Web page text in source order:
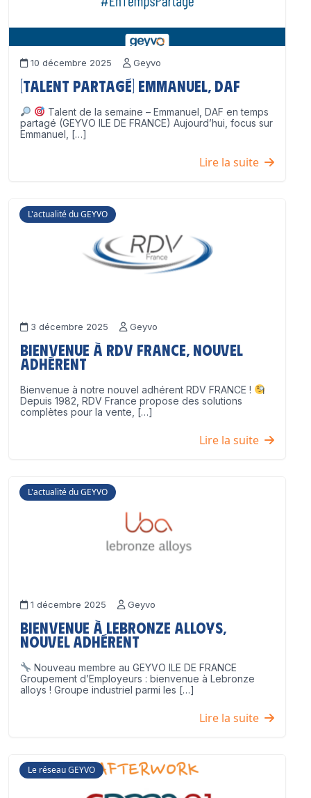
10 décembre 2025 Geyvo
[Talent partagé] Emmanuel, DAF
Talent de la semaine – Emmanuel, DAF en temps
partagé (GEYVO ILE DE FRANCE) Aujourd’hui, focus sur
Emmanuel, […]
Lire la suite
L'actualité du GEYVO
3 décembre 2025 Geyvo
Bienvenue à RDV France, nouvel
adhérent
Bienvenue à notre nouvel adhérent RDV FRANCE !
Depuis 1982, RDV France propose des solutions
complètes pour la vente, […]
Lire la suite
L'actualité du GEYVO
1 décembre 2025 Geyvo
Bienvenue à Lebronze Alloys,
nouvel adhérent
Nouveau membre au GEYVO ILE DE FRANCE
Groupement d’Employeurs : bienvenue à Lebronze
alloys ! Groupe industriel parmi les […]
Lire la suite
Le réseau GEYVO